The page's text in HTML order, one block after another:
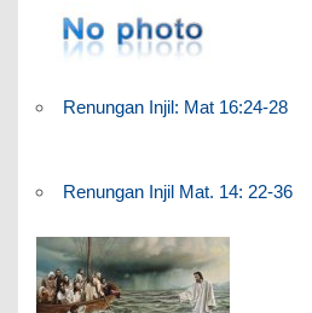
Renungan Injil: Mat 16:24-28
Renungan Injil Mat. 14: 22-36